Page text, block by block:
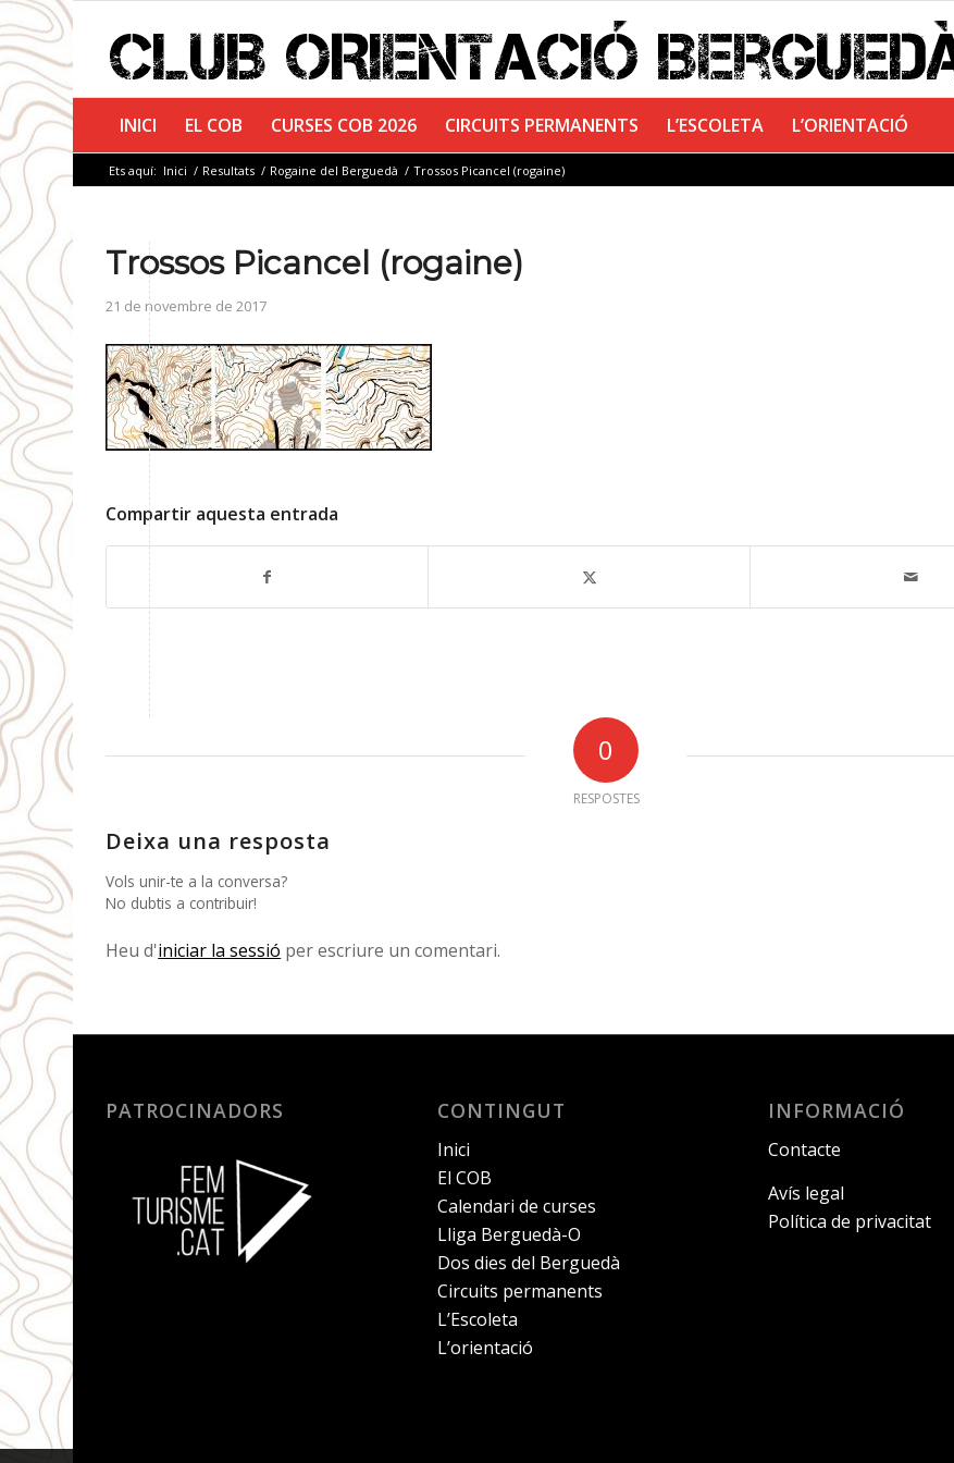
INICI EL COB CURSES COB 2026 CIRCUITS PERMANENTS L’ESCOLETA L’ORIENTACIÓ
Ets aquí: Inici / Resultats / Rogaine del Berguedà / Trossos Picancel (rogaine)
Trossos Picancel (rogaine)
21 de novembre de 2017
Compartir aquesta entrada
0
RESPOSTES
Deixa una resposta
Vols unir-te a la conversa?
No dubtis a contribuir!
Heu d'iniciar la sessió per escriure un comentari.
PATROCINADORS CONTINGUT
Inici
El COB
Calendari de curses
Lliga Berguedà-O
Dos dies del Berguedà
Circuits permanents
L’Escoleta
L’orientació
INFORMACIÓ
Contacte
Avís legal
Política de privacitat